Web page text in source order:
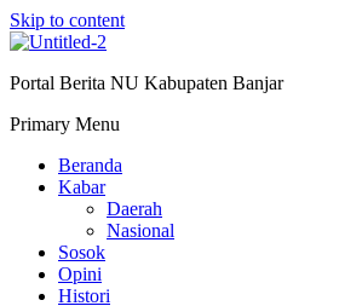
Skip to content
Portal Berita NU Kabupaten Banjar
Primary Menu
Beranda
Kabar
Daerah
Nasional
Sosok
Opini
Histori